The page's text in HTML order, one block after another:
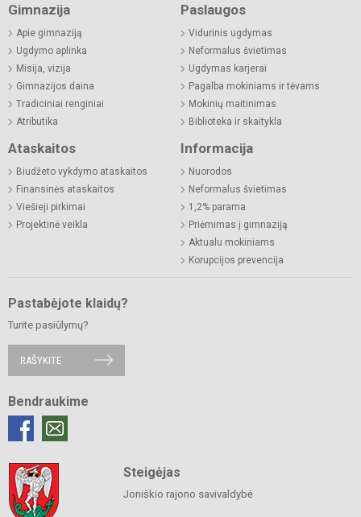
Gimnazija
Apie gimnaziją
Ugdymo aplinka
Misija, vizija
Gimnazijos daina
Tradiciniai renginiai
Atributika
Paslaugos
Vidurinis ugdymas
Neformalus švietimas
Ugdymas karjerai
Pagalba mokiniams ir tėvams
Mokinių maitinimas
Biblioteka ir skaitykla
Ataskaitos
Biudžeto vykdymo ataskaitos
Finansinės ataskaitos
Viešieji pirkimai
Projektinė veikla
Informacija
Nuorodos
Neformalus švietimas
1,2% parama
Priėmimas į gimnaziją
Aktualu mokiniams
Korupcijos prevencija
Pastabėjote klaidų?
Turite pasiūlymų?
RAŠYKITE
Bendraukime
Steigėjas
Joniškio rajono savivaldybė